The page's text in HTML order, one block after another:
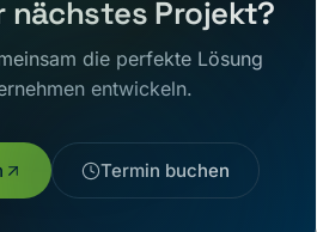
nächstes Projekt?
die perfekte Lösung
entwickeln.
Termin buchen